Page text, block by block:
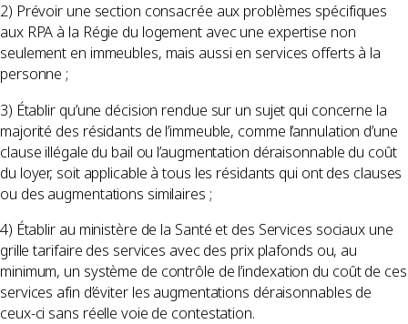
2) Prévoir une section consacrée aux problèmes spécifiques
aux RPA à la Régie du logement avec une expertise non
seulement en immeubles, mais aussi en services offerts à la
personne ;
3) Établir qu’une décision rendue sur un sujet qui concerne la
majorité des résidants de l’immeuble, comme l’annulation d’une
clause illégale du bail ou l’augmentation déraisonnable du coût
du loyer, soit applicable à tous les résidants qui ont des clauses
ou des augmentations similaires ;
4) Établir au ministère de la Santé et des Services sociaux une
grille tarifaire des services avec des prix plafonds ou, au
minimum, un système de contrôle de l’indexation du coût de ces
services afin d’éviter les augmentations déraisonnables de
ceux-ci sans réelle voie de contestation.